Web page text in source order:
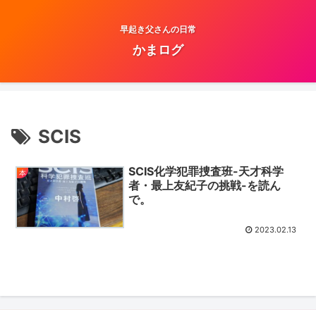
早起き父さんの日常
かまログ
SCIS
本
SCIS化学犯罪捜査班-天才科学
者・最上友紀子の挑戦-を読ん
で。
2023.02.13